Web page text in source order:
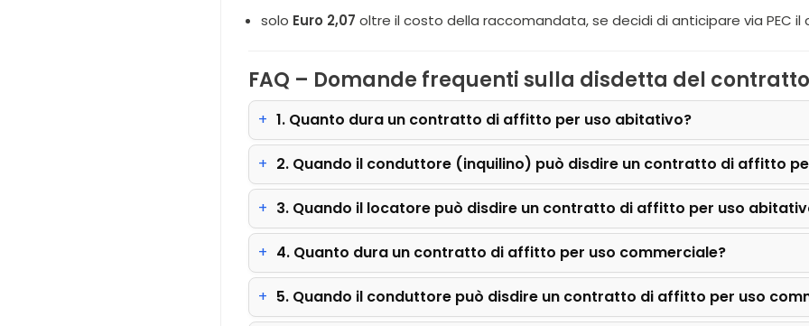
solo Euro 2,07 oltre il costo della raccomandata, se decidi di anticipare via
FAQ – Domande frequenti sulla disdetta del
1. Quanto dura un contratto di affitto per uso abitativo?
2. Quando il conduttore (inquilino) può disdire un contratto di affitto
3. Quando il locatore può disdire un contratto di affitto per uso
4. Quanto dura un contratto di affitto per uso commerciale?
5. Quando il conduttore può disdire un contratto di affitto per uso